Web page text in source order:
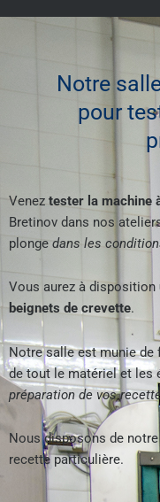
Notre
pour
Venez tester la machine
Bretinov dans nos
plonge dans les
Vous aurez à disposition
beignets de crevette.
Notre salle est munie de
de tout le matériel et les
préparation de vos
Nous disposons de
recette particulière.